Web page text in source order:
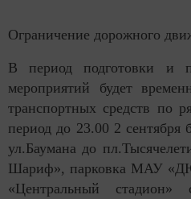
Ограничение дорожного
В период подготовки и
мероприятий будет
транспортных средств по
период до 23.00 2 сентября
ул.Баумана до
Шариф», парковка МАУ
«Центральный стадион»